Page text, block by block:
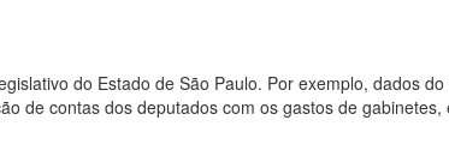
do Estado de São Paulo. Por exemplo, dados
de contas dos deputados com os gastos de